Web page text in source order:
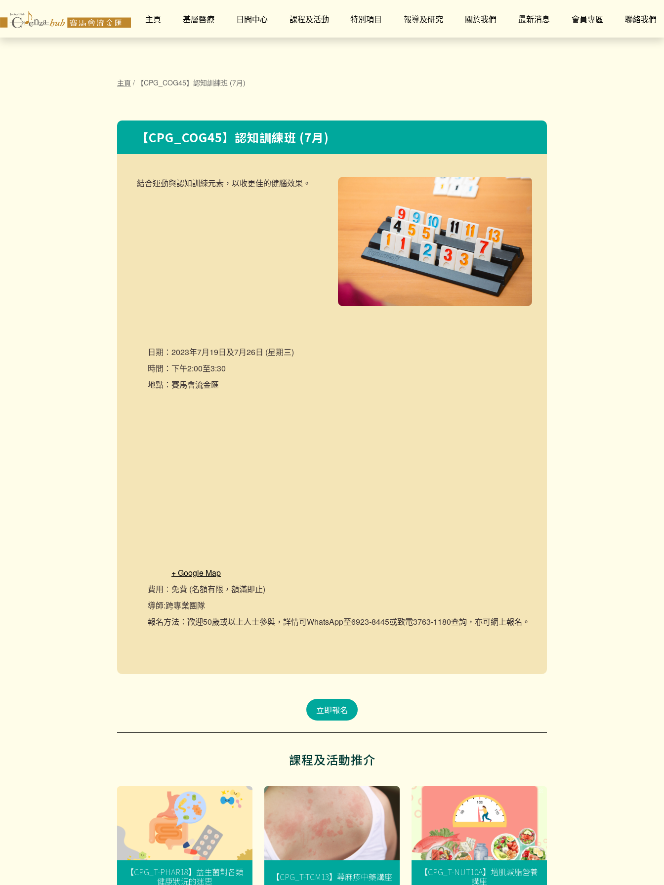
主頁 基層醫療 日間中心 課程及活動 特別項目 報導及研究 關於我們 最新消息 會員專區 聯絡我們
主頁 / 【CPG_COG45】認知訓練班 (7月)
【CPG_COG45】認知訓練班 (7月)
結合運動與認知訓練元素，以收更佳的健腦效果。
日期： 2023年7月19日及7月26日 (星期三)
時間： 下午2:00至3:30
地點： 賽馬會流金匯
+ Google Map
費用︰ 免費 (名額有限，額滿即止)
導師:跨專業團隊
報名方法： 歡迎50歲或以上人士參與，詳情可WhatsApp至6923-8445或致電3763-1180查詢，亦可網上報名。
立即報名
課程及活動推介
【CPG_T-PHAR18】益生菌對各類
健康狀況的迷思 【CPG_T-TCM13】蕁麻疹中藥講座 【CPG_T-NUT10A】增肌減脂營養
講座